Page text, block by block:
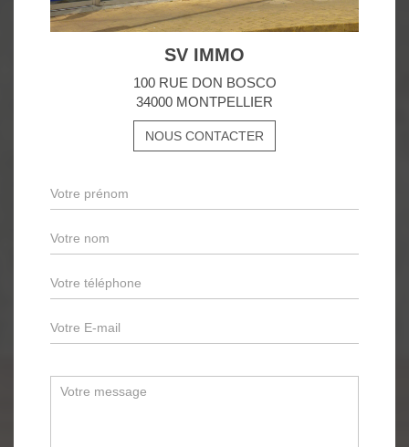
SV IMMO
100 RUE DON BOSCO
34000 MONTPELLIER
NOUS CONTACTER